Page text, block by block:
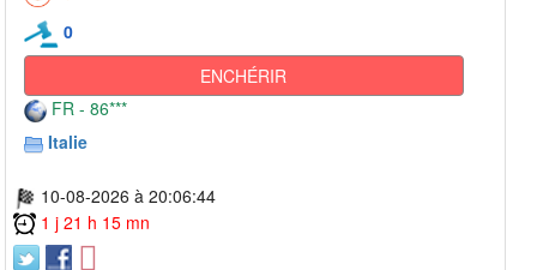
0
ENCHÉRIR
FR - 86***
Italie
10-08-2026 à 20:06:44
1 j 21 h 15 mn